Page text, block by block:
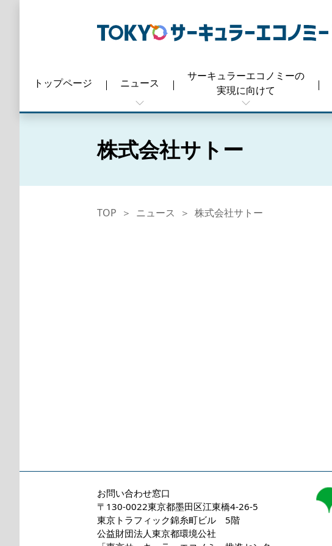
トップページ ニュース
サーキュラーエコノミーの
実現に向けて
株式会社サトー
TOP ニュース 株式会社サトー
お問い合わせ窓口
〒130-0022東京都墨田区江東橋4-26-5
東京トラフィック錦糸町ビル 5階
公益財団法人東京都環境公社